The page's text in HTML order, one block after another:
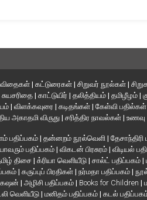
| கட்டுரைகள் | சிறுவர் நூல்கள் |
சுயசரிதை | காட்டுயிர் | தலித்தியம் | தமிழீழம் |
| விளக்கவுரை | கடிதங்கள் | கேள்வி பதில்கள்
அகாதமி விருது | சரித்திர நாவல்கள் |
பதிப்பகம் | தன்னறம் நூல்வெளி |
பதிப்பகம்| விகடன் பிரசுரம் | விடியல்
திசை| க்ரியா வெளியீடு | சால்ட் பதிப்பகம் |
| கருப்புப் பிரதிகள் | நர்மதா பதிப்பகம் |
| அழிசி பதிப்பகம் | Books for Children |
வெளியீடு | மனிதம் பதிப்பகம் | கடல்